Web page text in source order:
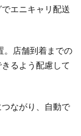
エニキャリ配送
。店舗到着までの
るよう配慮して
ながり、自動で